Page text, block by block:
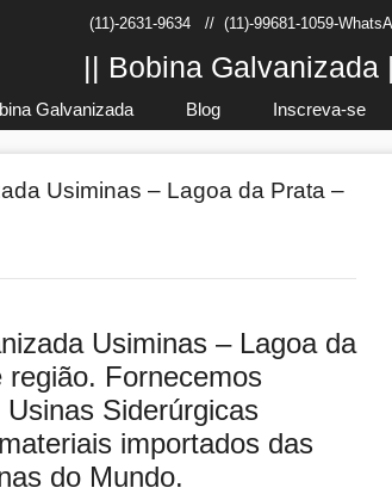
(11)-2631-9634// (11)-99681-1059-
|| Bobina Galvanizada
Galvanizada Blog Inscreva-se
Usiminas – Lagoa da Prata –
Usiminas – Lagoa da
região. Fornecemos
Siderúrgicas
importados das
do Mundo.